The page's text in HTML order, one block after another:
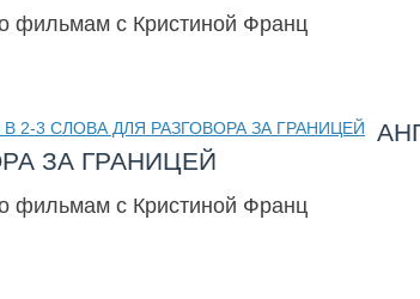
фильмам с Кристиной Франц
ЗА ГРАНИЦЕЙ
фильмам с Кристиной Франц